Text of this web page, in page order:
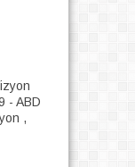
- ABD
,